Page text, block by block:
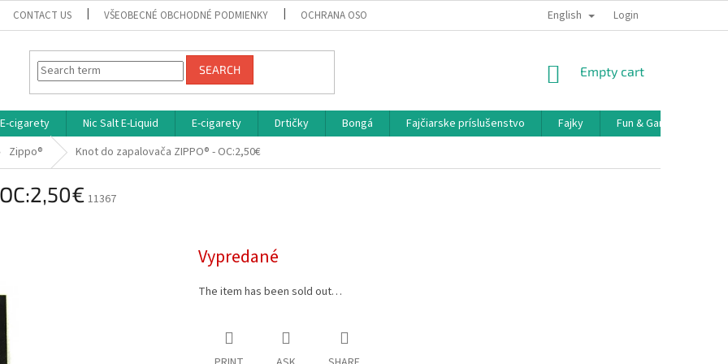
CONTACT US VŠEOBECNÉ OBCHODNÉ PODMIENKY OCHRANA OSOBNÝCH ÚDAJOV DOPRAVA A PLATBAEnglish Login
SEARCH
SHOPPING
Empty cart
cigarety Nic Salt E-Liquid E-cigarety Drtičky Bongá Fajčiarske príslušenstvo Fajky Fun & Games
Zippo® Knot do zapalovača ZIPPO® - OC:2,50€
11367
Vypredané
The item has been sold out…